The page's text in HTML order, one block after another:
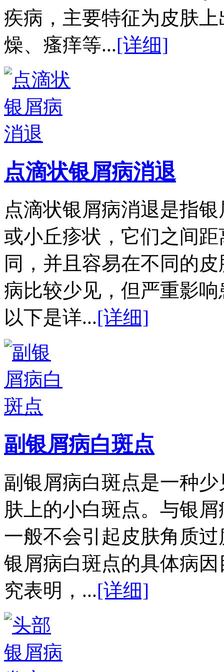
疾病，主要特征为皮肤
燥、瘙痒等...[详细]
点滴状银屑病消退
点滴状银屑病消退是指
或小丘疹状，它们之间
同，并且容易在不同的
病比较少见，但严重影
以下是详...[详细]
副银屑病白斑点
副银屑病白斑点是一种
肤上的小白斑点。与银
一般不会引起皮肤角质
银屑病白斑点的具体病
究表明，...[详细]